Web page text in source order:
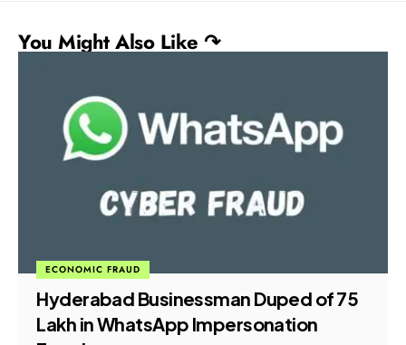
You Might Also Like ↷
ECONOMIC FRAUD
ED Searches Five Munger Locations in
Jollywood Investment Fraud Probe